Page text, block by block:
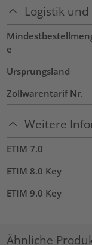
Logistik
e
Ursprungsland
Zollwarentarif Nr.
Weitere
ETIM 7.0
ETIM 8.0 Key
ETIM 9.0 Key
Ähnliche